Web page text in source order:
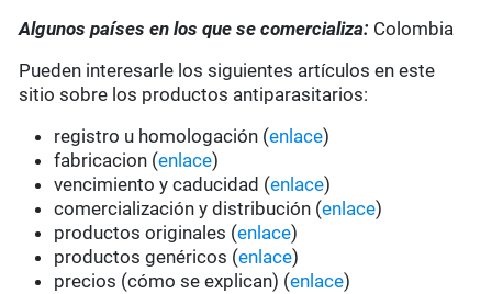
Algunos países en los que se comercializa: Colombia
Pueden interesarle los siguientes artículos en este
sitio sobre los productos antiparasitarios:
registro u homologación (enlace)
fabricacion (enlace)
vencimiento y caducidad (enlace)
comercialización y distribución (enlace)
productos originales (enlace)
productos genéricos (enlace)
precios (cómo se explican) (enlace)